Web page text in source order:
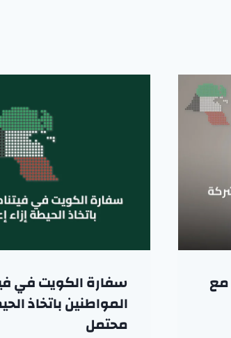
مع
سفارة الكويت في
المواطنين باتخاذ
محتمل